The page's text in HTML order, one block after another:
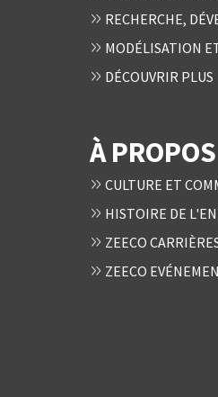
RECHERCHE,
MODÉLISATION
DÉCOUVRIR PLUS
À
CULTURE ET
HISTOIRE DE
ZEECO
ZEECO